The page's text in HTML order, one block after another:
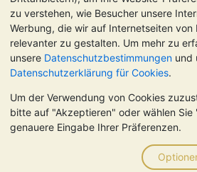
zu verstehen, wie Besucher unsere
Werbung, die wir auf Internetseiten
relevanter zu gestalten. Um mehr zu
unsere Datenschutzbestimmungen und
Datenschutzerklärung für Cookies.
Um der Verwendung von Cookies
bitte auf "Akzeptieren" oder wählen
genauere Eingabe Ihrer Präferenzen.
W6 8DA
Großbritannien
TrustScore 4.8 | 725 Bewertungen
BITTE BEACHTEN SIE: Der Wert von
steigen als auch fallen. Historische
für zukünftige Preisentwicklungen.
von BullionVault oder in der